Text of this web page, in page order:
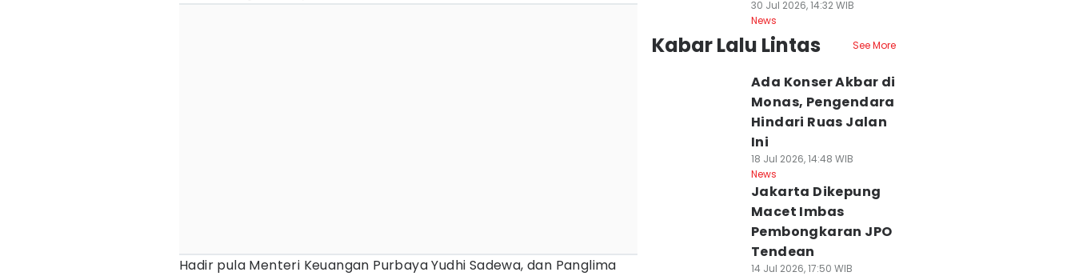
Hadir pula Menteri Keuangan Purbaya Yudhi Sadewa, dan Panglima
30 Jul 2026, 14:32 WIB
News
Kabar Lalu Lintas See More
Ada Konser Akbar di
Monas, Pengendara
Hindari Ruas Jalan
Ini
18 Jul 2026, 14:48 WIB
News
Jakarta Dikepung
Macet Imbas
Pembongkaran JPO
Tendean
14 Jul 2026, 17:50 WIB